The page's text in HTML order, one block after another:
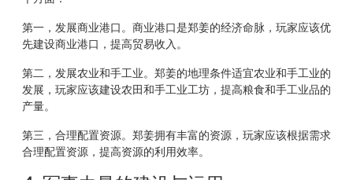
第一，发展商业港口。商业港口是郑姜的经济命脉，玩家应该优
先建设商业港口，提高贸易收入。
第二，发展农业和手工业。郑姜的地理条件适宜农业和手工业的
发展，玩家应该建设农田和手工业工坊，提高粮食和手工业品的
产量。
第三，合理配置资源。郑姜拥有丰富的资源，玩家应该根据需求
合理配置资源，提高资源的利用效率。